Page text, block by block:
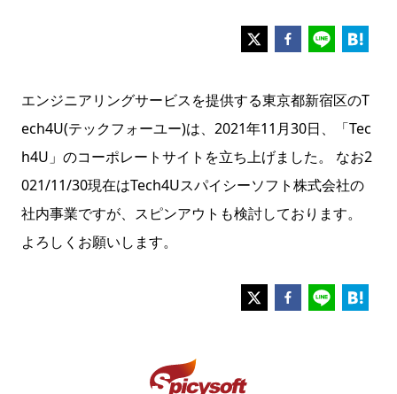
エンジニアリングサービスを提供する東京都新宿区のT
ech4U(テックフォーユー)は、2021年11月30日、「Tec
h4U」のコーポレートサイトを立ち上げました。 なお2
021/11/30現在はTech4Uスパイシーソフト株式会社の
社内事業ですが、スピンアウトも検討しております。
よろしくお願いします。